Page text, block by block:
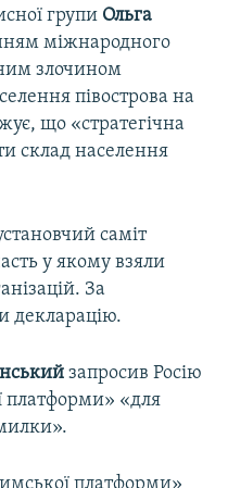
групи Ольга
міжнародного
злочином
півострова на
що «стратегічна
склад населення
саміт
у якому взяли
За
декларацію.
запросив Росію
платформи» «для